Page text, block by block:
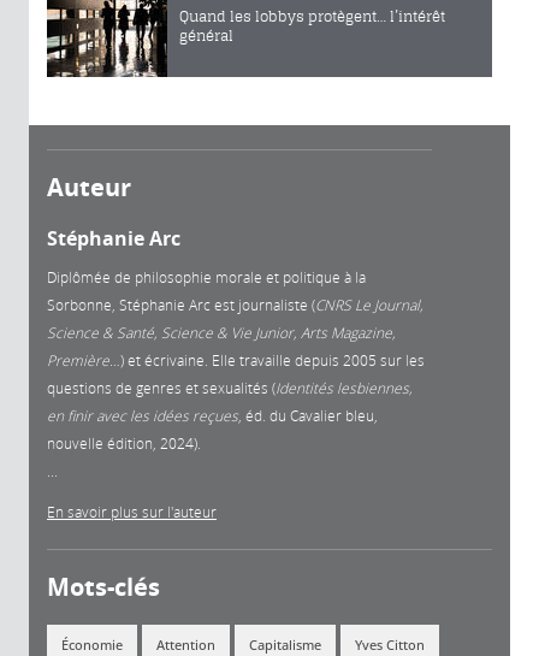
Quand les lobbys protègent… l’intérêt
général
Auteur
Stéphanie Arc
Diplômée de philosophie morale et politique à la
Sorbonne, Stéphanie Arc est journaliste (CNRS Le Journal,
Science & Santé, Science & Vie Junior, Arts Magazine,
Première…) et écrivaine. Elle travaille depuis 2005 sur les
questions de genres et sexualités (Identités lesbiennes,
en finir avec les idées reçues, éd. du Cavalier bleu,
nouvelle édition, 2024).
...
En savoir plus sur l'auteur
Mots-clés
Économie Attention Capitalisme Yves Citton